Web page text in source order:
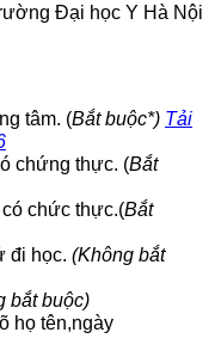
Đại học Y Hà Nội
tâm. (Bắt buộc*) Tải
chứng thực. (Bắt
chức thực.(Bắt
đi học. (Không bắt
bắt buộc)
họ tên,ngày